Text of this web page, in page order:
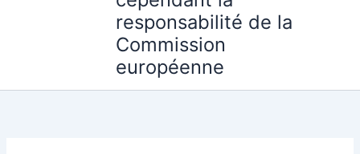
responsabilité de la
Commission
européenne